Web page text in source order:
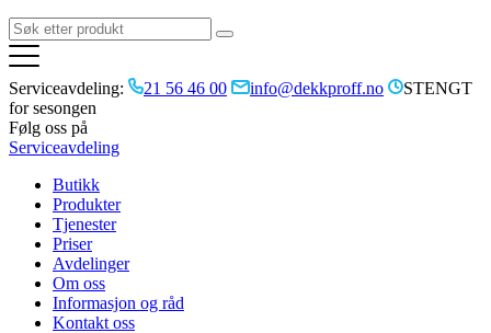
Serviceavdeling: 21 56 46 00 info@dekkproff.no
STENGT
for sesongen
Følg oss på
Serviceavdeling
Butikk
Produkter
Tjenester
Priser
Avdelinger
Om oss
Informasjon og råd
Kontakt oss